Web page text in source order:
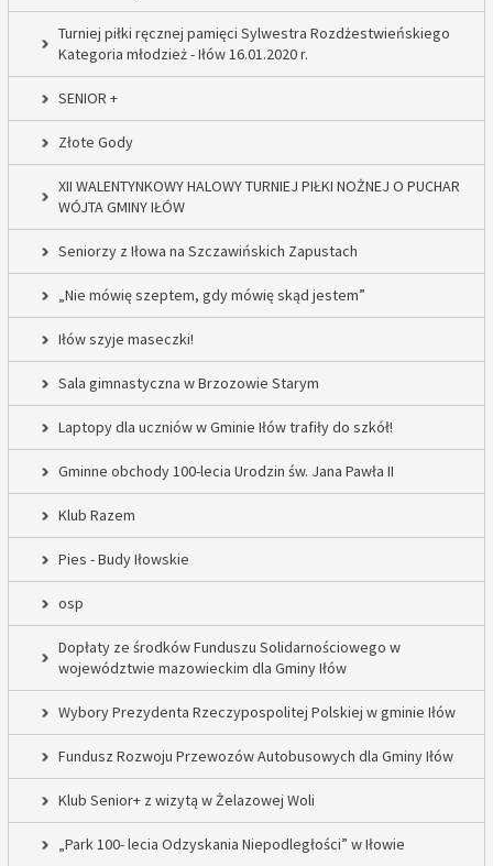
Turniej piłki ręcznej pamięci Sylwestra Rozdżestwieńskiego
Kategoria młodzież - Iłów 16.01.2020 r.
SENIOR +
Złote Gody
XII WALENTYNKOWY HALOWY TURNIEJ PIŁKI NOŻNEJ O PUCHAR
WÓJTA GMINY IŁÓW
Seniorzy z Iłowa na Szczawińskich Zapustach
„Nie mówię szeptem, gdy mówię skąd jestem”
Iłów szyje maseczki!
Sala gimnastyczna w Brzozowie Starym
Laptopy dla uczniów w Gminie Iłów trafiły do szkół!
Gminne obchody 100-lecia Urodzin św. Jana Pawła II
Klub Razem
Pies - Budy Iłowskie
osp
Dopłaty ze środków Funduszu Solidarnościowego w
województwie mazowieckim dla Gminy Iłów
Wybory Prezydenta Rzeczypospolitej Polskiej w gminie Iłów
Fundusz Rozwoju Przewozów Autobusowych dla Gminy Iłów
Klub Senior+ z wizytą w Żelazowej Woli
„Park 100- lecia Odzyskania Niepodległości” w Iłowie